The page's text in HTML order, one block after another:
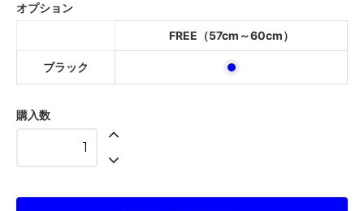
オプション
FREE（57cm～60cm）
ブラック
購入数